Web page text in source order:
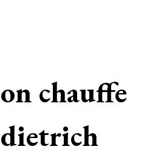
chauffe
dietrich